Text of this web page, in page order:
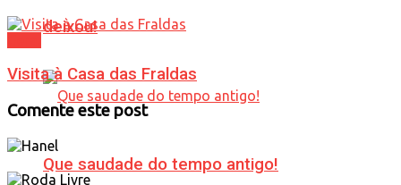
deixou!
Que saudade do tempo antigo!
Visita à Casa das Fraldas
Comente este post